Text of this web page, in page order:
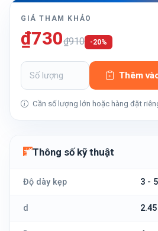
GIÁ THAM KHẢO
₫730₫910 -20%
Thêm
Cần số lượng lớn hoặc hàng đặt
Thông số kỹ thuật
Độ dày kẹp 3 -
d